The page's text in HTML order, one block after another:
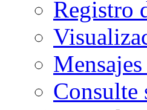
Registro
Consulte